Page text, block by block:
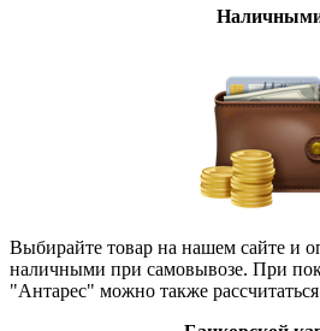
Выбирайте товар на нашем сайте и
наличными при самовывозе. При
"Антарес" можно также